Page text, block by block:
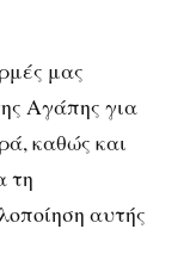
μας
Αγάπης για
καθώς και
τη
αυτής